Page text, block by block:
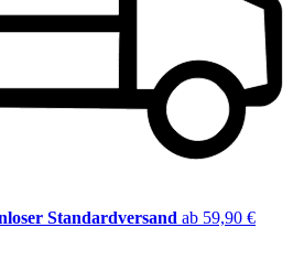
Standardversand ab 59,90 €